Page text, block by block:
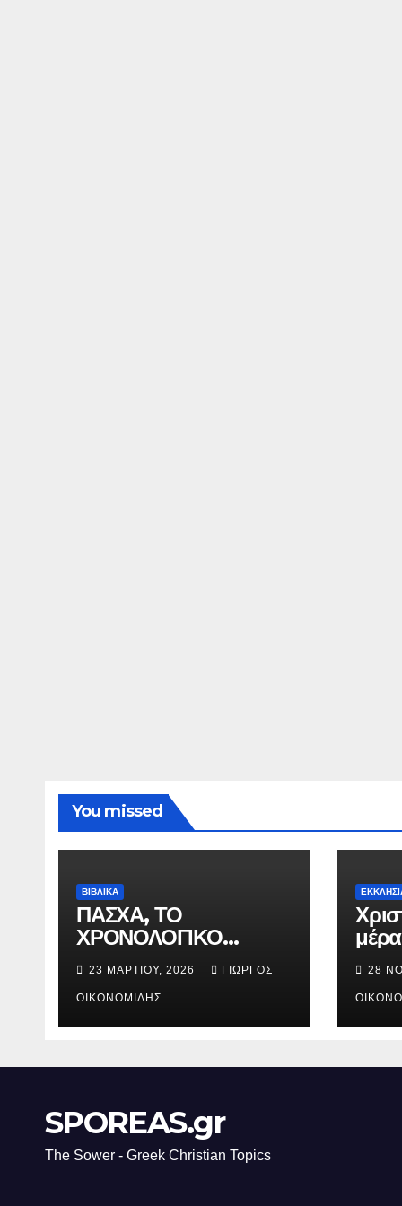
You missed
ΒΙΒΛΙΚΑ
ΠΑΣΧΑ, ΤΟ
ΧΡΟΝΟΛΟΓΙΚΟ
ΔΙΑΓΡΑΜΜΑ ΤΗΣ
ΣΤΑΥΡΩΣΕΩΣ.
23 ΜΑΡΤΊΟΥ, 2026 ΓΙΏΡΓΟΣ
ΟΙΚΟΝΟΜΊΔΗΣ
28
SPOREAS.gr
The Sower - Greek Christian Topics